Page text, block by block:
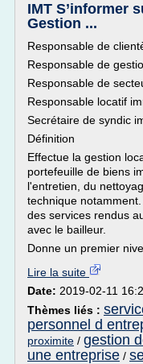
IMT S’informer
Gestion ...
Responsable de
Responsable de
Responsable de
Responsable locatif
Secrétaire de syndic
Définition
Effectue la gestion
portefeuille de biens
l'entretien, du
technique
des services rendus
avec le bailleur.
Donne un premier
Lire la suite
Date: 2019-02-11
Thèmes liés :
personnel d
proximite / gestion
une entreprise /